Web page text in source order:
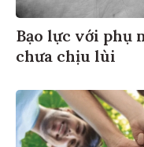
Bạo lực với phụ
chưa chịu lùi